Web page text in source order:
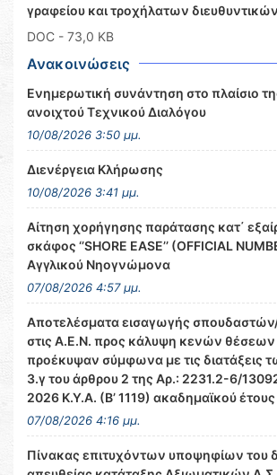
γραφείου και τροχήλατων
DOC - 73,0 KB
Ανακοινώσεις
Ενημερωτική συνάντηση στο πλαίσιο
ανοιχτού Τεχνικού Διαλόγου
10/08/2026 3:50 μμ.
Διενέργεια Κλήρωσης
10/08/2026 3:41 μμ.
Αίτηση χορήγησης παράτασης κατ΄
σκάφος ‘’SHORE EASE’’ (OFFICIAL
Αγγλικού Νηογνώμονα
07/08/2026 4:57 μμ.
Αποτελέσματα εισαγωγής
στις Α.Ε.Ν. προς κάλυψη κενών
προέκυψαν σύμφωνα με τις διατάξεις
3.γ του άρθρου 2 της Αρ.: 2231.2-6/
2026 Κ.Υ.Α. (Β’ 1119) ακαδημαϊκού
07/08/2026 4:16 μμ.
Πίνακας επιτυχόντων υποψηφίων του